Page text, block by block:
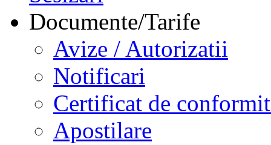
Documente/Tarife
Avize / Autorizatii
Notificari
Certificat de
Apostilare